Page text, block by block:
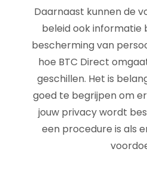
Daarnaast kunnen de
beleid ook informatie
bescherming van
hoe BTC Direct
geschillen. Het is
goed te begrijpen om
jouw privacy wordt
een procedure is als